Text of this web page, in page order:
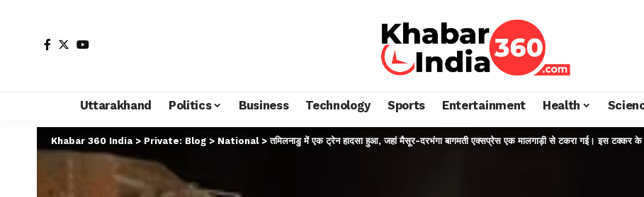
Uttarakhand Politics Business Technology Sports Entertainment Health
Khabar 360 India > Private: Blog > National>तमिलनाडु में एक ट्रेन हादसा हुआ, जहां मैसूर-दरभंगा बागमती एक्सप्रेस एक मालगाड़ी से टकरा गई। इस टक्कर